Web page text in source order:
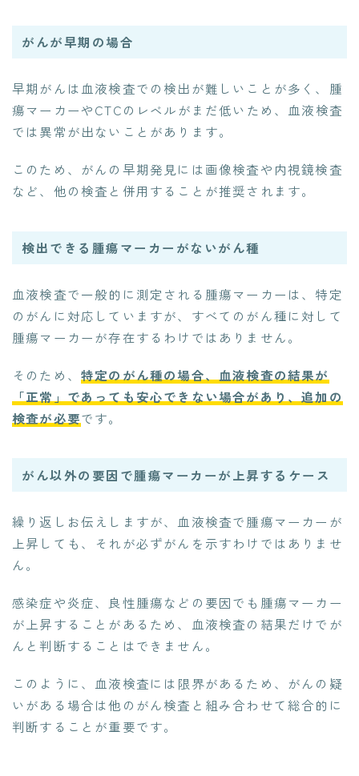
がんが早期の場合
早期がんは血液検査での検出が難しいことが多く、腫
瘍マーカーやCTCのレベルがまだ低いため、血液検査
では異常が出ないことがあります。
このため、がんの早期発見には画像検査や内視鏡検査
など、他の検査と併用することが推奨されます。
検出できる腫瘍マーカーがないがん種
血液検査で一般的に測定される腫瘍マーカーは、特定
のがんに対応していますが、すべてのがん種に対して
腫瘍マーカーが存在するわけではありません。
そのため、 特定のがん種の場合、血液検査の結果が
「正常」であっても安心できない場合があり、追加の
検査が必要です。
がん以外の要因で腫瘍マーカーが上昇するケース
繰り返しお伝えしますが、血液検査で腫瘍マーカーが
上昇しても、それが必ずがんを示すわけではありませ
ん。
感染症や炎症、良性腫瘍などの要因でも腫瘍マーカー
が上昇することがあるため、血液検査の結果だけでが
んと判断することはできません。
このように、血液検査には限界があるため、がんの疑
いがある場合は他のがん検査と組み合わせて総合的に
判断することが重要です。